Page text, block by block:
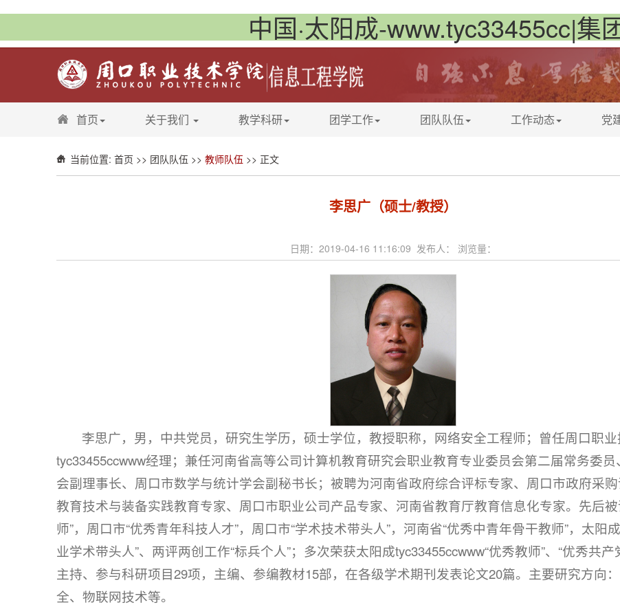
中国·太阳成-www.tyc33455cc|集
首页 关于我们 教学科研 团学工作 团队队伍 工作动态 党
当前位置: 首页 >> 团队队伍 >> 教师队伍 >> 正文
李思广（硕士/教授）
日期：2019-04-16 11:16:09 发布人： 浏览量：
李思广，男，中共党员，研究生学历，硕士学位，教授职称，网络安全工程师；曾任周口职
tyc33455ccwww经理；兼任河南省高等公司计算机教育研究会职业教育专业委员会第二届常务委
会副理事长、周口市数学与统计学会副秘书长；被聘为河南省政府综合评标专家、周口市政府采
教育技术与装备实践教育专家、周口市职业公司产品专家、河南省教育厅教育信息化专家。先后
师”，周口市“优秀青年科技人才”，周口市“学术技术带头人”，河南省“优秀中青年骨干教师”，太阳
业学术带头人”、两评两创工作“标兵个人”；多次荣获太阳成tyc33455ccwww“优秀教师”、“优秀共产
主持、参与科研项目29项，主编、参编教材15部，在各级学术期刊发表论文20篇。主要研究方向
全、物联网技术等。